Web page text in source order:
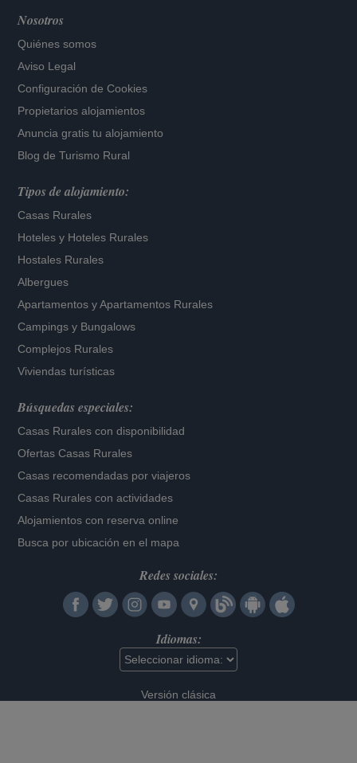
Nosotros
Quiénes somos
Aviso Legal
Configuración de Cookies
Propietarios alojamientos
Anuncia gratis tu alojamiento
Blog de Turismo Rural
Tipos de alojamiento:
Casas Rurales
Hoteles y Hoteles Rurales
Hostales Rurales
Albergues
Apartamentos yApartamentos Rurales
Campings y Bungalows
Complejos Rurales
Viviendas turísticas
Búsquedas especiales:
Casas Rurales con disponibilidad
Ofertas Casas Rurales
Casas recomendadas por viajeros
Casas Rurales con actividades
Alojamientos con reserva online
Busca por ubicación en el mapa
Redes sociales:
Idiomas:
Versión clásica